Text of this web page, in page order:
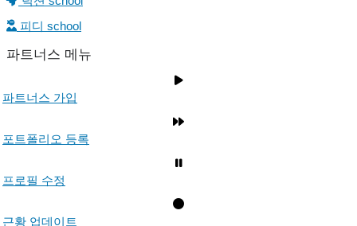
피디 school
파트너스 메뉴
파트너스 가입
포트폴리오 등록
프로필 수정
근황 업데이트